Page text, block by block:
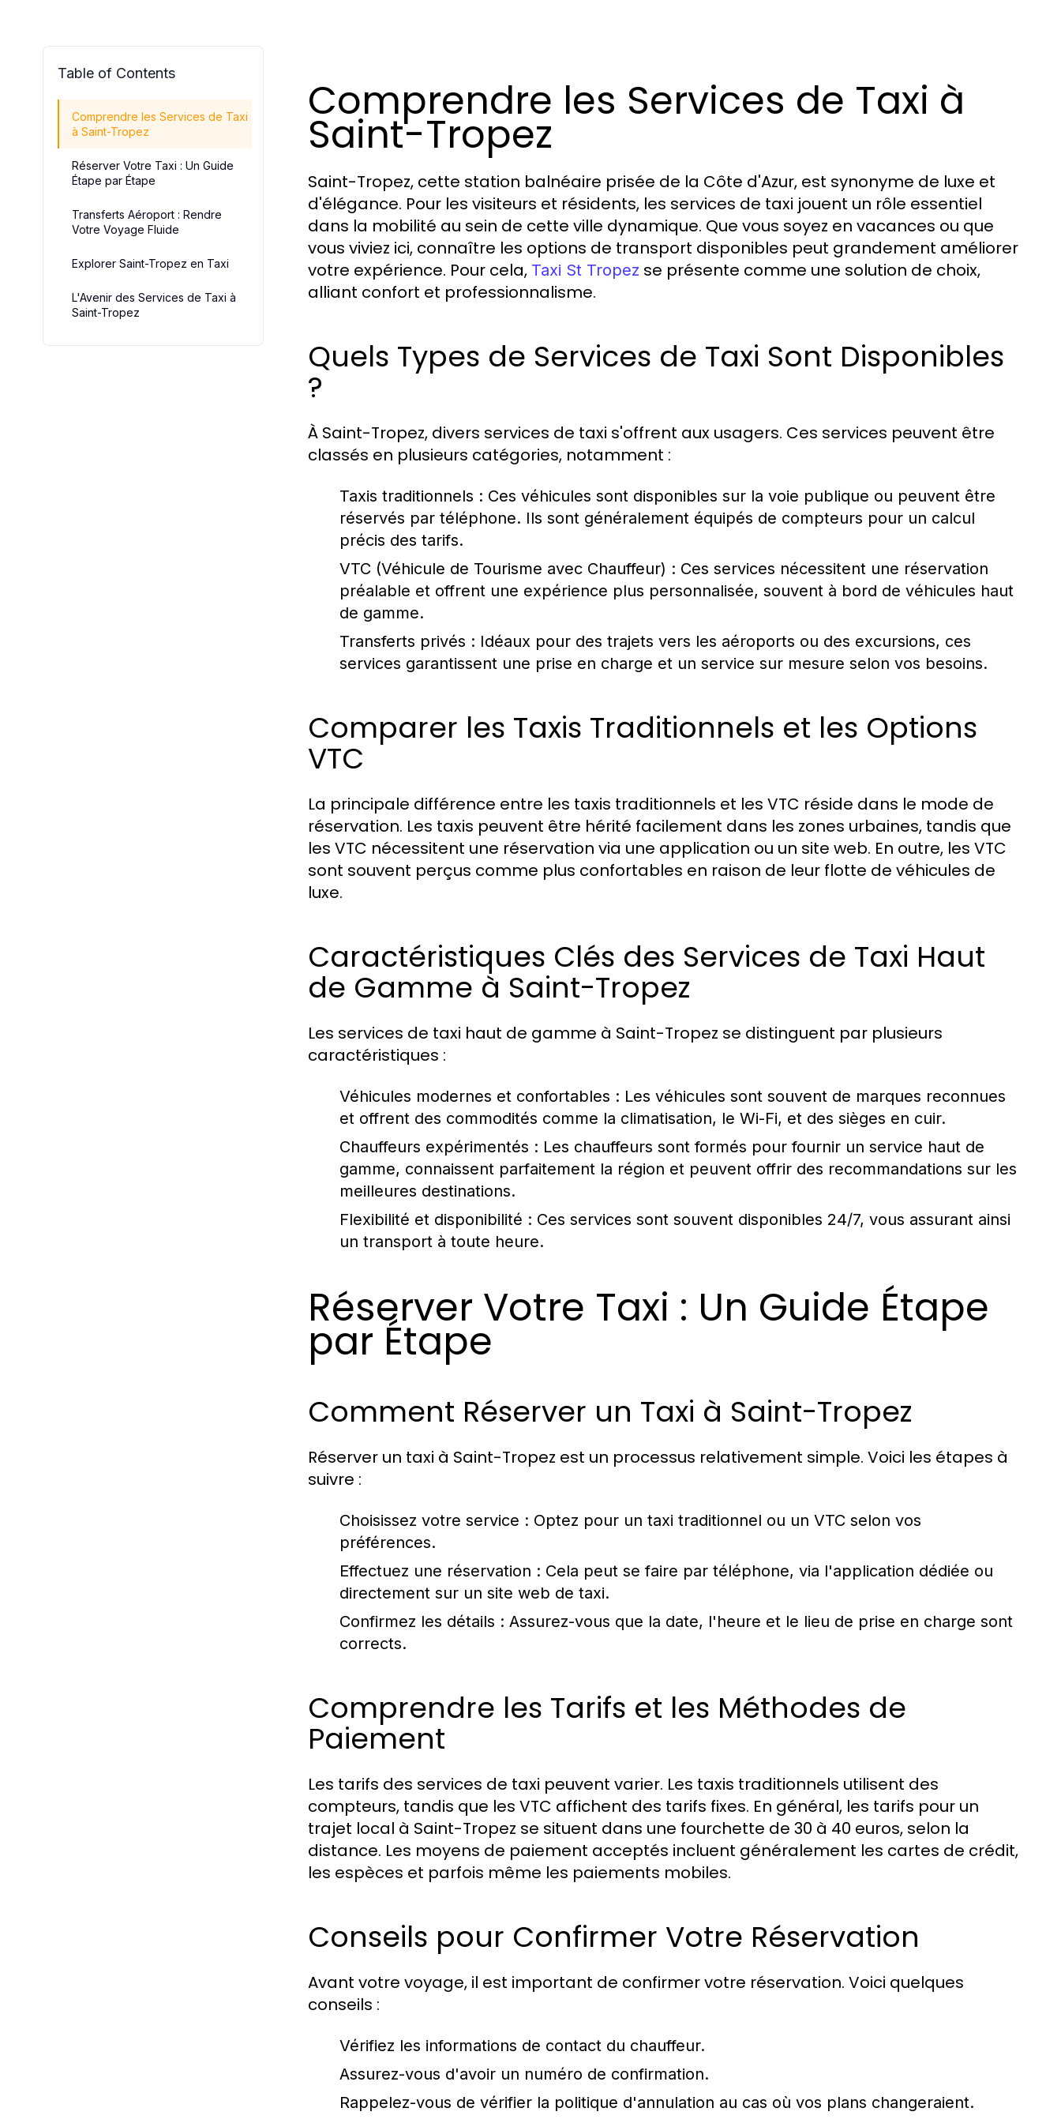
Table of Contents
Comprendre les Services de Taxi
à Saint-Tropez
Réserver Votre Taxi : Un Guide
Étape par Étape
Transferts Aéroport : Rendre
Votre Voyage Fluide
Explorer Saint-Tropez en Taxi
L'Avenir des Services de Taxi à
Saint-Tropez
Comprendre les Services de Taxi à
Saint-Tropez
Saint-Tropez, cette station balnéaire prisée de la Côte d'Azur, est synonyme de luxe et
d'élégance. Pour les visiteurs et résidents, les services de taxi jouent un rôle essentiel
dans la mobilité au sein de cette ville dynamique. Que vous soyez en vacances ou que
vous viviez ici, connaître les options de transport disponibles peut grandement améliorer
votre expérience. Pour cela, Taxi St Tropez se présente comme une solution de choix,
alliant confort et professionnalisme.
Quels Types de Services de Taxi Sont Disponibles
?
À Saint-Tropez, divers services de taxi s'offrent aux usagers. Ces services peuvent être
classés en plusieurs catégories, notamment :
Taxis traditionnels : Ces véhicules sont disponibles sur la voie publique ou peuvent être
réservés par téléphone. Ils sont généralement équipés de compteurs pour un calcul
précis des tarifs.
VTC (Véhicule de Tourisme avec Chauffeur) : Ces services nécessitent une réservation
préalable et offrent une expérience plus personnalisée, souvent à bord de véhicules haut
de gamme.
Transferts privés : Idéaux pour des trajets vers les aéroports ou des excursions, ces
services garantissent une prise en charge et un service sur mesure selon vos besoins.
Comparer les Taxis Traditionnels et les Options
VTC
La principale différence entre les taxis traditionnels et les VTC réside dans le mode de
réservation. Les taxis peuvent être hérité facilement dans les zones urbaines, tandis que
les VTC nécessitent une réservation via une application ou un site web. En outre, les VTC
sont souvent perçus comme plus confortables en raison de leur flotte de véhicules de
luxe.
Caractéristiques Clés des Services de Taxi Haut
de Gamme à Saint-Tropez
Les services de taxi haut de gamme à Saint-Tropez se distinguent par plusieurs
caractéristiques :
Véhicules modernes et confortables : Les véhicules sont souvent de marques reconnues
et offrent des commodités comme la climatisation, le Wi-Fi, et des sièges en cuir.
Chauffeurs expérimentés : Les chauffeurs sont formés pour fournir un service haut de
gamme, connaissent parfaitement la région et peuvent offrir des recommandations sur les
meilleures destinations.
Flexibilité et disponibilité : Ces services sont souvent disponibles 24/7, vous assurant ainsi
un transport à toute heure.
Réserver Votre Taxi : Un Guide Étape
par Étape
Comment Réserver un Taxi à Saint-Tropez
Réserver un taxi à Saint-Tropez est un processus relativement simple. Voici les étapes à
suivre :
Choisissez votre service : Optez pour un taxi traditionnel ou un VTC selon vos
préférences.
Effectuez une réservation : Cela peut se faire par téléphone, via l'application dédiée ou
directement sur un site web de taxi.
Confirmez les détails : Assurez-vous que la date, l'heure et le lieu de prise en charge sont
corrects.
Comprendre les Tarifs et les Méthodes de
Paiement
Les tarifs des services de taxi peuvent varier. Les taxis traditionnels utilisent des
compteurs, tandis que les VTC affichent des tarifs fixes. En général, les tarifs pour un
trajet local à Saint-Tropez se situent dans une fourchette de 30 à 40 euros, selon la
distance. Les moyens de paiement acceptés incluent généralement les cartes de crédit,
les espèces et parfois même les paiements mobiles.
Conseils pour Confirmer Votre Réservation
Avant votre voyage, il est important de confirmer votre réservation. Voici quelques
conseils :
Vérifiez les informations de contact du chauffeur.
Assurez-vous d'avoir un numéro de confirmation.
Rappelez-vous de vérifier la politique d'annulation au cas où vos plans changeraient.